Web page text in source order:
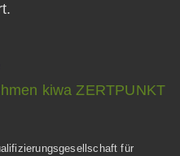
kiwa ZERTPUNKT
für